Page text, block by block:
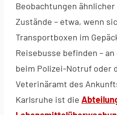
Beobachtungen
Zustände – etwa, wenn
Transportboxen im
Reisebusse befinden –
beim Polizei-Notruf oder
Veterinäramt des
Karlsruhe ist die